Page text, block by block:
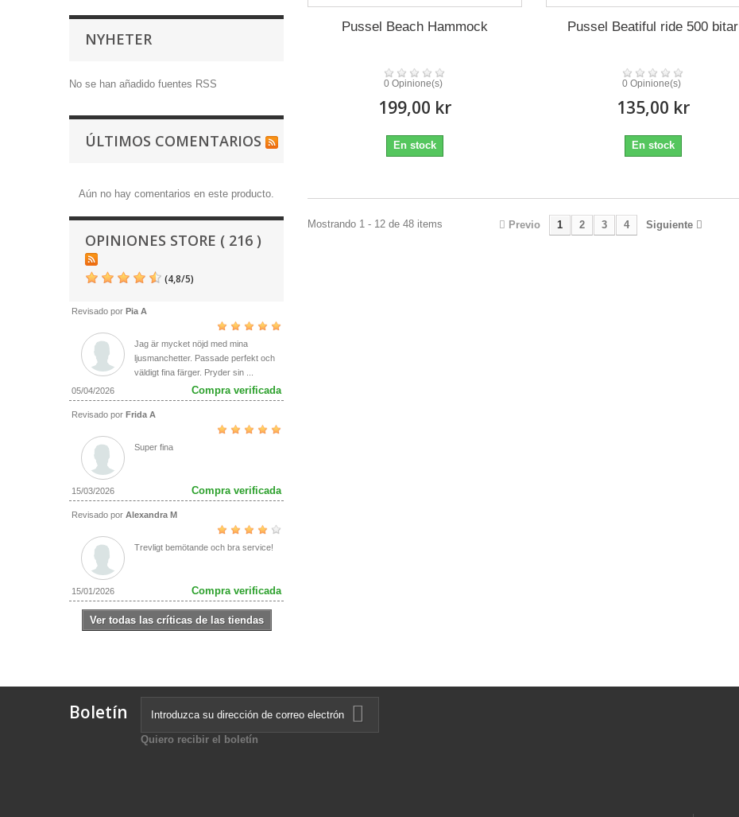
NYHETER
No se han añadido fuentes RSS
ÚLTIMOS COMENTARIOS
Aún no hay comentarios en este producto.
OPINIONES STORE ( 216 )
(4,8/5)
Revisado por Pia A
Jag är mycket nöjd med mina
ljusmanchetter. Passade perfekt och
väldigt fina färger. Pryder sin ...
05/04/2026
Compra verificada
Revisado por Frida A
Super fina
15/03/2026 Compra verificada
Revisado por Alexandra M
Trevligt bemötande och bra service!
15/01/2026 Compra verificada
Ver todas las críticas de las tiendas
Pussel Beach Hammock
0 Opinione(s)
199,00 kr
En stock
Pussel Beatiful ride 500 bitar
0 Opinione(s)
135,00 kr
En stock
Previo 1 2 3 4 Siguiente
Mostrando 1 - 12 de 48 items
Boletín
Quiero recibir el boletín